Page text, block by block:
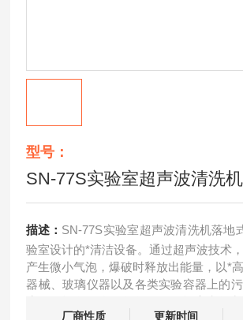
型号：
SN-77S实验室超声波清洗
描述： SN-77S实验室超声波清洗机落地
验室设计的*清洁设备。通过超声波技术
产生微小气泡，爆破时释放出能量，以*
器械、玻璃仪器以及各类实验容器上的
厂商性质
更新时间